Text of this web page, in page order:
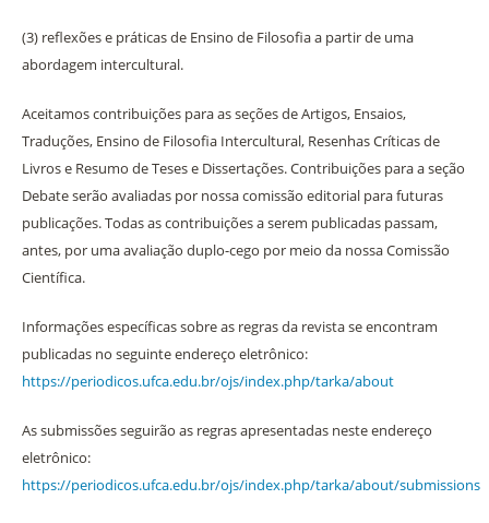
(3) reflexões e práticas de Ensino de Filosofia a partir de uma
abordagem intercultural.
Aceitamos contribuições para as seções de Artigos, Ensaios,
Traduções, Ensino de Filosofia Intercultural, Resenhas Críticas de
Livros e Resumo de Teses e Dissertações. Contribuições para a seção
Debate serão avaliadas por nossa comissão editorial para futuras
publicações. Todas as contribuições a serem publicadas passam,
antes, por uma avaliação duplo-cego por meio da nossa Comissão
Científica.
Informações específicas sobre as regras da revista se encontram
publicadas no seguinte endereço eletrônico:
https://periodicos.ufca.edu.br/ojs/index.php/tarka/about
As submissões seguirão as regras apresentadas neste endereço
eletrônico:
https://periodicos.ufca.edu.br/ojs/index.php/tarka/about/submissions